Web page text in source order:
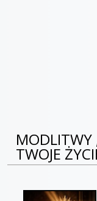
MODLITWY
TWOJE